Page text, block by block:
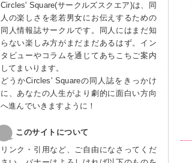
Circles' Square(サークルズスクエア)は、同
人の楽しさを老若男女にお伝えするための
同人情報誌サークルです。同人にはまだ知
らない楽しみ方がまだまだあるはず。イン
タビューやコラムを通じてあちこちご案内
してまいります。
どうかCircles' Squareの同人誌をきっかけ
に、あなたの人生がより劇的に面白い方向
へ進んでいきますように！
このサイトについて
リンク・引用など、ご自由になさってくだ